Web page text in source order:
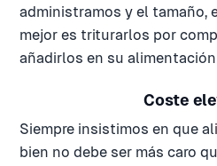
administramos y el tamaño,
mejor es triturarlos por
añadirlos en su alimentación
Coste
Siempre insistimos en que
bien no debe ser más caro